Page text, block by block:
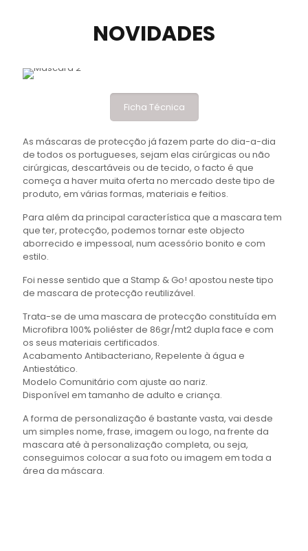
NOVIDADES
Ficha Técnica
As máscaras de protecção já fazem parte do dia-a-dia
de todos os portugueses, sejam elas cirúrgicas ou não
cirúrgicas, descartáveis ou de tecido, o facto é que
começa a haver muita oferta no mercado deste tipo de
produto, em várias formas, materiais e feitios.
Para além da principal característica que a mascara tem
que ter, protecção, podemos tornar este objecto
aborrecido e impessoal, num acessório bonito e com
estilo.
Foi nesse sentido que a Stamp & Go! apostou neste tipo
de mascara de protecção reutilizável.
Trata-se de uma mascara de protecção constituída em
Microfibra 100% poliéster de 86gr/mt2 dupla face e com
os seus materiais certificados.
Acabamento Antibacteriano, Repelente à água e
Antiestático.
Modelo Comunitário com ajuste ao nariz.
Disponível em tamanho de adulto e criança.
A forma de personalização é bastante vasta, vai desde
um simples nome, frase, imagem ou logo, na frente da
mascara até à personalização completa, ou seja,
conseguimos colocar a sua foto ou imagem em toda a
área da máscara.